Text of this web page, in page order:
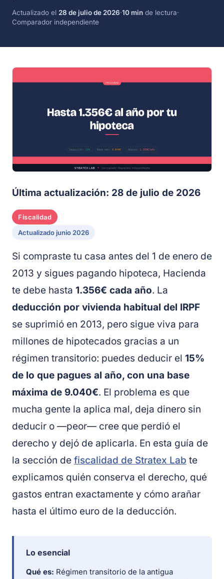
Actualizado el 28 de julio de 2026·10 min de lectura·
Comparador independiente
Última actualización: 28 de julio de 2026
Fiscalidad
Actualizado junio 2026
Si compraste tu casa antes del 1 de enero de
2013 y sigues pagando hipoteca, Hacienda
te debe hasta 1.356€ cada año. La
deducción por vivienda habitual del IRPF
se suprimió en 2013, pero sigue viva para
millones de hipotecados gracias a un
régimen transitorio: puedes deducir el 15%
de lo que pagues al año, con una base
máxima de 9.040€. El problema es que
mucha gente la aplica mal, deja dinero sin
deducir o —peor— cree que perdió el
derecho y dejó de aplicarla. En esta guía de
la sección de fiscalidad de Stratex Lab te
explicamos quién conserva el derecho, qué
gastos entran exactamente y cómo arañar
hasta el último euro de la deducción.
Lo esencial
Qué es: Régimen transitorio de la antigua